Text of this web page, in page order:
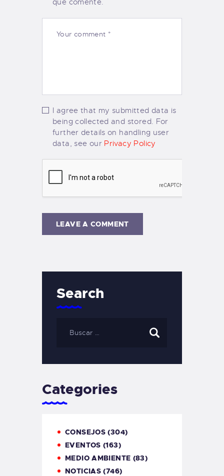
que comente.
I agree that my submitted data is
being collected and stored. For
further details on handling user
data, see our Privacy Policy
Search
Categories
CONSEJOS (304)
EVENTOS (163)
MEDIO AMBIENTE (83)
NOTICIAS (746)